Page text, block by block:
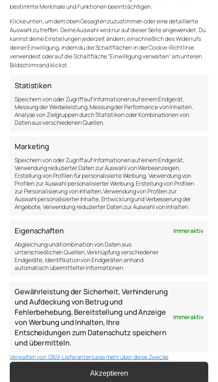
bestimmte Merkmale und Funktionen beeinträchtigen.
Klicke unten, um dem oben Gesagten zuzustimmen oder eine detaillierte
Auswahl zu treffen. Deine Auswahl wird nur auf dieser Seite angewendet. Du
kannst deine Einstellungen jederzeit ändern, einschließlich des Widerrufs
deiner Einwilligung, indem du die Schaltflächen in der Cookie-Richtlinie
verwendest oder auf die Schaltfläche "Einwilligung verwalten" am unteren
Bildschirmrand klickst.
Statistiken
Speichern von oder Zugriff auf Informationen auf einem Endgerät,
Messung der Werbeleistung, Messung der Performance von Inhalten,
Analyse von Zielgruppen durch Statistiken oder Kombinationen von
Daten aus verschiedenen Quellen.
Marketing
Speichern von oder Zugriff auf Informationen auf einem Endgerät,
Verwendung reduzierter Daten zur Auswahl von Werbeanzeigen,
Erstellung von Profilen für personalisierte Werbung, Verwendung von
Profilen zur Auswahl personalisierter Werbung, Erstellung von Profilen
zur Personalisierung von Inhalten, Verwendung von Profilen zur
Auswahl personalisierter Inhalte, Entwicklung und Verbesserung der
Angebote, Verwendung reduzierter Daten zur Auswahl von Inhalten.
Eigenschaften
Immer aktiv
Abgleichung und Kombination von Daten aus
unterschiedlichen Quellen, Verknüpfung verschiedener
Endgeräte, Identifikation von Endgeräten anhand
automatisch übermittelter Informationen.
Gewährleistung der Sicherheit, Verhinderung
und Aufdeckung von Betrug und
Fehlerbehebung, Bereitstellung und Anzeige
von Werbung und Inhalten, Ihre
Entscheidungen zum Datenschutz speichern
und übermitteln.
Immer aktiv
Verwalten von 1369-LieferantenLese mehr über diese Zwecke
Akzeptieren
keine Selbstverständlichkeit, dass er dort
steht. Von den Helfern im Hintergrund genau
geprüft, aufgefüllt und an den Platz zu dem
Zeitpunkt hingestellt, an dem man ihn
braucht.
Moderation Moderieren
Workshop
←
GesprächsführungLeadership – Mit
extremer Beteiligung zum